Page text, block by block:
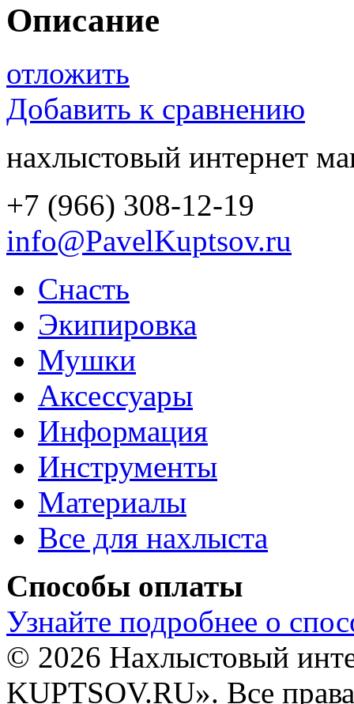
Описание
отложить
Добавить к сравнению
нахлыстовый интернет
+7 (966) 308-12-19
info@PavelKuptsov.ru
Снасть
Экипировка
Мушки
Аксессуары
Информация
Инструменты
Материалы
Все для нахлыста
Способы оплаты
Узнайте подробнее о
© 2026 Нахлыстовый
KUPTSOV.RU». Все